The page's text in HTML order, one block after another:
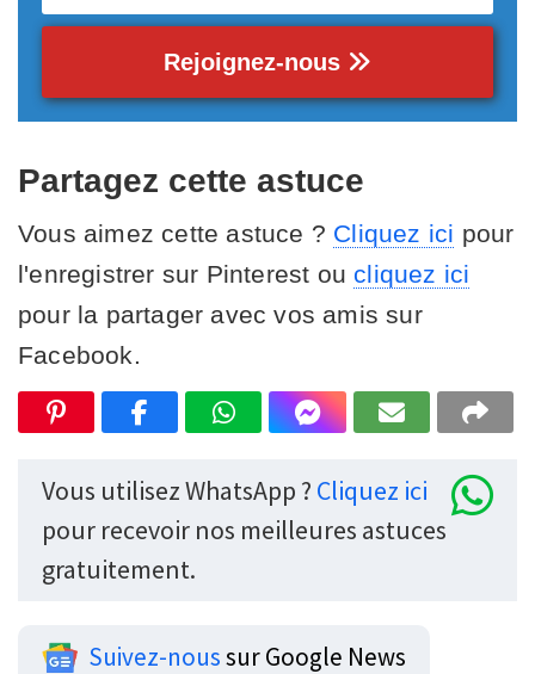
Rejoignez-nous
Partagez cette astuce
Vous aimez cette astuce ? Cliquez ici pour
l'enregistrer sur Pinterest ou cliquez ici
pour la partager avec vos amis sur
Facebook.
Vous utilisez WhatsApp ? Cliquez ici
pour recevoir nos meilleures astuces
gratuitement.
Suivez-noussur Google News